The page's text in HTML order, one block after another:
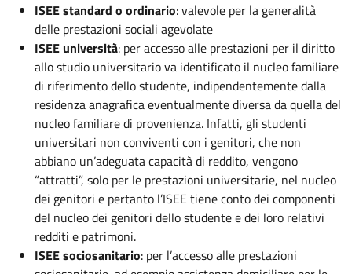
ISEE standard o ordinario: valevole per la generalità
delle prestazioni sociali agevolate
ISEE università: per accesso alle prestazioni per il diritto
allo studio universitario va identificato il nucleo familiare
di riferimento dello studente, indipendentemente dalla
residenza anagrafica eventualmente diversa da quella del
nucleo familiare di provenienza. Infatti, gli studenti
universitari non conviventi con i genitori, che non
abbiano un’adeguata capacità di reddito, vengono
“attratti”, solo per le prestazioni universitarie, nel nucleo
dei genitori e pertanto l’ISEE tiene conto dei componenti
del nucleo dei genitori dello studente e dei loro relativi
redditi e patrimoni.
ISEE sociosanitario: per l’accesso alle prestazioni